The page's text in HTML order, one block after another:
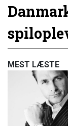
MEST LÆSTE